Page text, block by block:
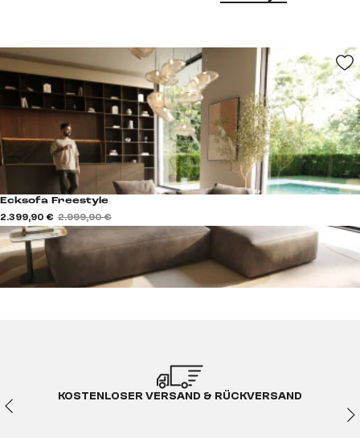
Ecksofa Freestyle
2.399,90 € 2.999,90 €
KOSTENLOSER VERSAND & RÜCKVERSAND